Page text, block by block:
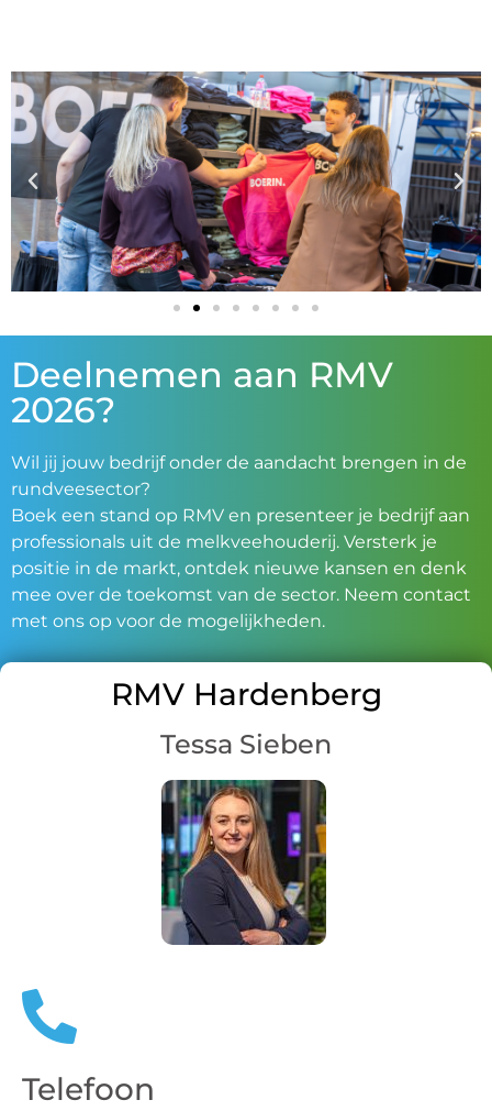
Deelnemen aan RMV
2026?
Wil jij jouw bedrijf onder de aandacht brengen in de
rundveesector?
Boek een stand op RMV en presenteer je bedrijf aan
professionals uit de melkveehouderij. Versterk je
positie in de markt, ontdek nieuwe kansen en denk
mee over de toekomst van de sector. Neem contact
met ons op voor de mogelijkheden.
RMV Hardenberg
Tessa Sieben
Telefoon